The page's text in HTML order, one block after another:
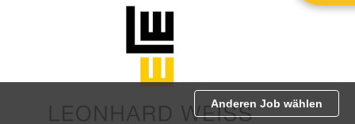
Anderen Job wählen